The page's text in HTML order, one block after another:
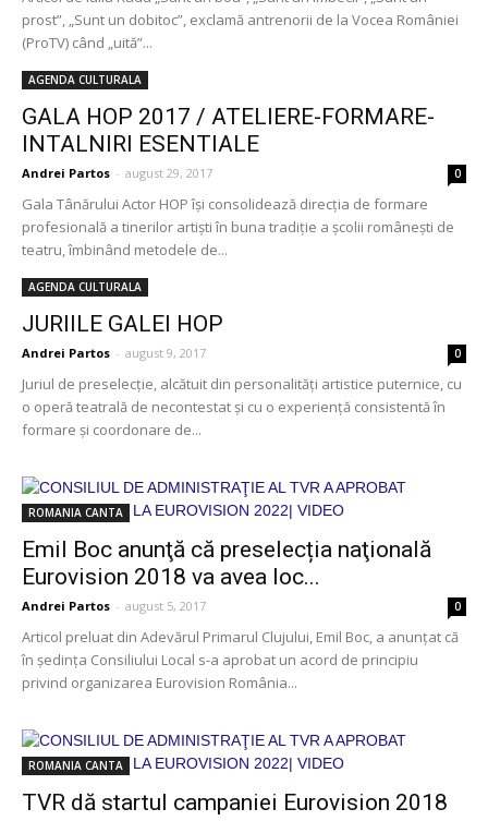
prost”, „Sunt un dobitoc”, exclamă antrenorii de la Vocea României
(ProTV) când „uită”...
AGENDA CULTURALA
GALA HOP 2017 / ATELIERE-FORMARE-
INTALNIRI ESENTIALE
Andrei Partos - august 29, 2017 0
Gala Tânărului Actor HOP îşi consolidează direcţia de formare
profesională a tinerilor artişti în buna tradiţie a şcolii româneşti de
teatru, îmbinând metodele de...
AGENDA CULTURALA
JURIILE GALEI HOP
Andrei Partos - august 9, 2017 0
Juriul de preselecţie, alcătuit din personalităţi artistice puternice, cu
o operă teatrală de necontestat şi cu o experienţă consistentă în
formare şi coordonare de...
ROMANIA CANTA
Emil Boc anunţă că preselecția naţională
Eurovision 2018 va avea loc...
Andrei Partos - august 5, 2017 0
Articol preluat din Adevărul Primarul Clujului, Emil Boc, a anunţat că
în şedinţa Consiliului Local s-a aprobat un acord de principiu
privind organizarea Eurovision România...
ROMANIA CANTA
TVR dă startul campaniei Eurovision 2018